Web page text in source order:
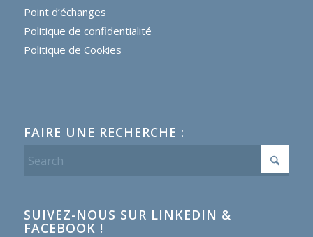
Point d’échanges
Politique de confidentialité
Politique de Cookies
FAIRE UNE RECHERCHE :
SUIVEZ-NOUS SUR LINKEDIN &
FACEBOOK !